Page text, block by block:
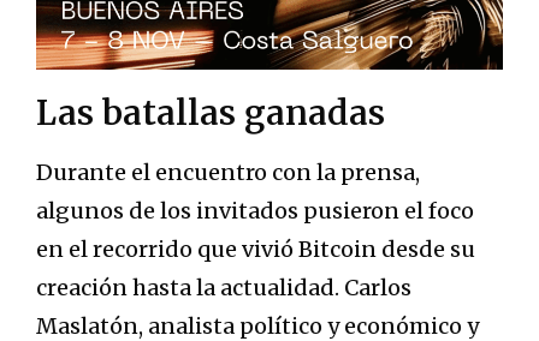
Las batallas ganadas
Durante el encuentro con la prensa,
algunos de los invitados pusieron el foco
en el recorrido que vivió Bitcoin desde su
creación hasta la actualidad. Carlos
Maslatón, analista político y económico y